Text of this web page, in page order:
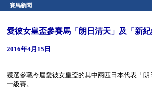
賽馬新聞
愛彼女皇盃參賽馬「朗日清天」及「新
2016年4月15日
獲選參戰今屆愛彼女皇盃的其中兩匹日本代表「
一級賽。